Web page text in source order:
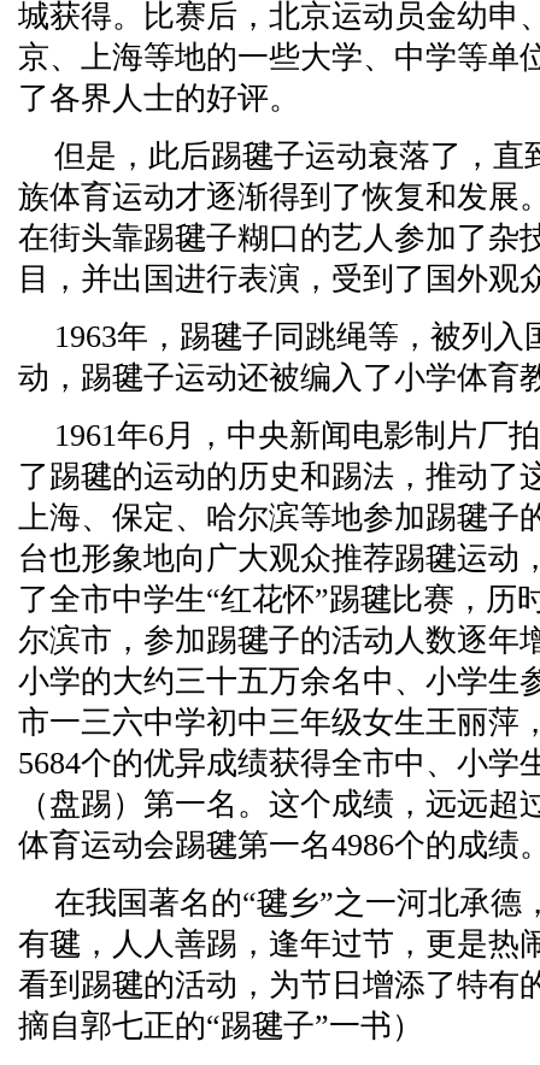
城获得。比赛后，北京运动员金幼申
京、上海等地的一些大学、中学等单
了各界人士的好评。
但是，此后踢毽子运动衰落了，直
族体育运动才逐渐得到了恢复和发展
在街头靠踢毽子糊口的艺人参加了杂
目，并出国进行表演，受到了国外观
1963年，踢毽子同跳绳等，被列
动，踢毽子运动还被编入了小学体育
1961年6月，中央新闻电影制片厂
了踢毽的运动的历史和踢法，推动了
上海、保定、哈尔滨等地参加踢毽子
台也形象地向广大观众推荐踢毽运动
了全市中学生“红花怀”踢毽比赛，历
尔滨市，参加踢毽子的活动人数逐年
小学的大约三十五万余名中、小学生
市一三六中学初中三年级女生王丽萍
5684个的优异成绩获得全市中、小学
（盘踢）第一名。这个成绩，远远超
体育运动会踢毽第一名4986个的成绩
在我国著名的“毽乡”之一河北承德
有毽，人人善踢，逢年过节，更是热
看到踢毽的活动，为节日增添了特有
摘自郭七正的“踢毽子”一书）